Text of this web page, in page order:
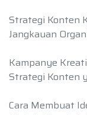
Strategi Konten
Jangkauan
Kampanye
Strategi Konten
Cara Membuat